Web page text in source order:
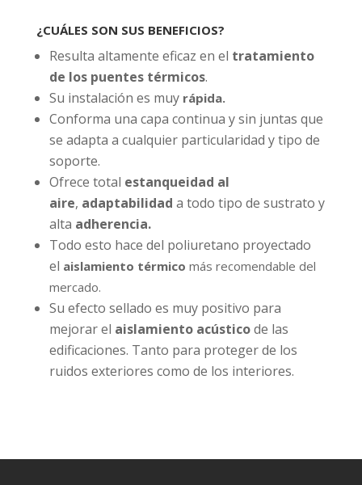
¿CUÁLES SON SUS BENEFICIOS?
Resulta altamente eficaz en el tratamiento
de los puentes térmicos.
Su instalación es muy rápida.
Conforma una capa continua y sin juntas que
se adapta a cualquier particularidad y tipo de
soporte.
Ofrece total estanqueidad al
aire, adaptabilidad a todo tipo de sustrato y
alta adherencia.
Todo esto hace del poliuretano proyectado
el aislamiento térmico más recomendable del
mercado.
Su efecto sellado es muy positivo para
mejorar el aislamiento acústicode las
edificaciones. Tanto para proteger de los
ruidos exteriores como de los interiores.